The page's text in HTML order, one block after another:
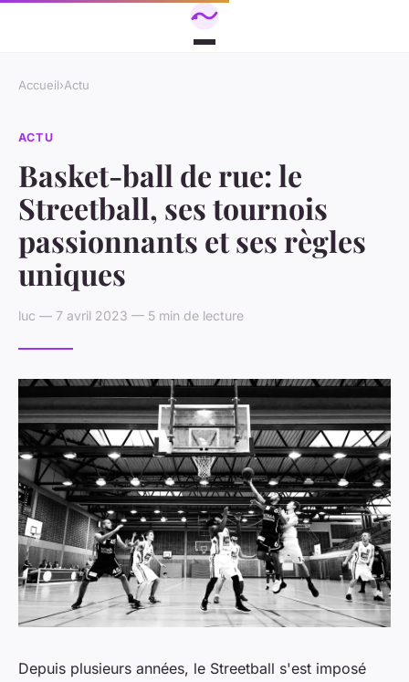
Accueil›Actu
ACTU
Basket-ball de rue: le
Streetball, ses tournois
passionnants et ses règles
uniques
luc — 7 avril 2023 — 5 min de lecture
Depuis plusieurs années, le Streetball s'est imposé